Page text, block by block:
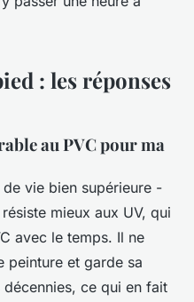
: les réponses
au PVC pour ma
de vie bien supérieure -
mieux aux UV, qui
avec le temps. Il ne
peinture et garde sa
ce qui en fait